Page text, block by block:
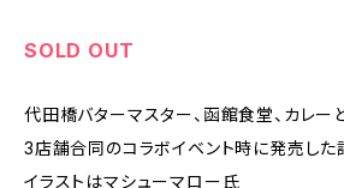
SOLD OUT
代田橋バターマスター、函館食堂、カレー
3店舗合同のコラボイベント時に発売した
イラストはマシューマロー氏